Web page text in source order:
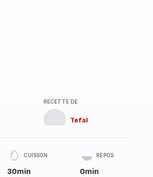
RECETTE DE
Tefal
CUISSON
30min
REPOS
0min